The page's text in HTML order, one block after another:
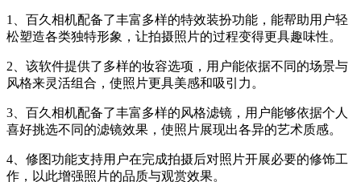
1、百久相机配备了丰富多样的特效装扮功能，能帮助用户轻
松塑造各类独特形象，让拍摄照片的过程变得更具趣味性。
2、该软件提供了多样的妆容选项，用户能依据不同的场景与
风格来灵活组合，使照片更具美感和吸引力。
3、百久相机配备了丰富多样的风格滤镜，用户能够依据个人
喜好挑选不同的滤镜效果，使照片展现出各异的艺术质感。
4、修图功能支持用户在完成拍摄后对照片开展必要的修饰工
作，以此增强照片的品质与观赏效果。